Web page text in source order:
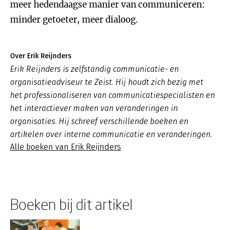
Over Erik Reijnders
Erik Reijnders is zelfstandig communicatie- en
organisatieadviseur te Zeist. Hij houdt zich bezig met
het professionaliseren van communicatiespecialisten en
het interactiever maken van veranderingen in
organisaties. Hij schreef verschillende boeken en
artikelen over interne communicatie en veranderingen.
Alle boeken van Erik Reijnders
Boeken bij dit artikel